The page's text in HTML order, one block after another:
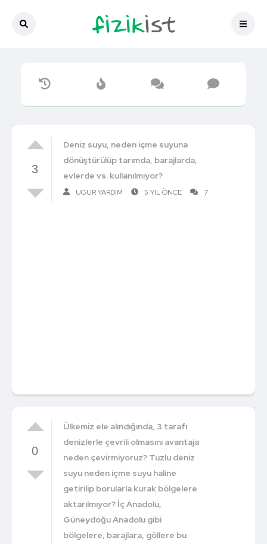
3
Deniz suyu, neden içme suyuna
dönüştürülüp tarımda, barajlarda,
evlerde vs. kullanılmıyor?
UGUR YARDIM 5 YIL ÖNCE 7
0
Ülkemiz ele alındığında, 3 tarafı
denizlerle çevrili olmasını avantaja
neden çevirmiyoruz? Tuzlu deniz
suyu neden içme suyu haline
getirilip borularla kurak bölgelere
aktarılmıyor? İç Anadolu,
Güneydoğu Anadolu gibi
bölgelere, barajlara, göllere bu